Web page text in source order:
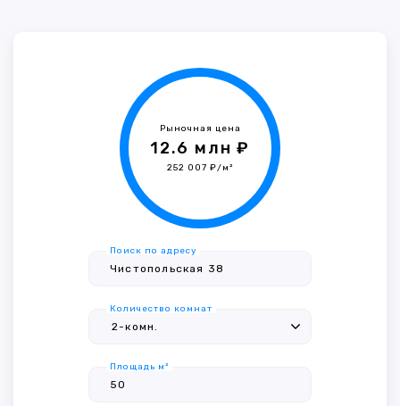
Рыночная цена
12.6 млн ₽
252 007 ₽/м²
Поиск по адресу
Количество комнат
Площадь м²